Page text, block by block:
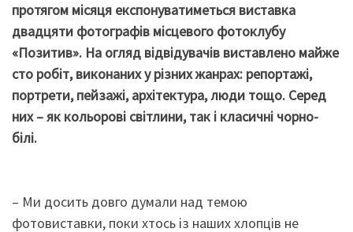
протягом місяця експонуватиметься виставка
двадцяти фотографів місцевого фотоклубу
«Позитив». На огляд відвідувачів виставлено майже
сто робіт, виконаних у різних жанрах: репортажі,
портрети, пейзажі, архітектура, люди тощо. Серед
них – як кольорові світлини, так і класичні чорно-
білі.
– Ми досить довго думали над темою
фотовиставки, поки хтось із наших хлопців не